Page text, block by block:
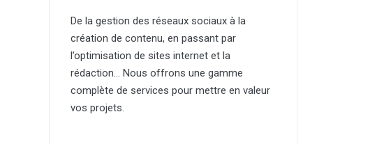
De la gestion des réseaux sociaux à la
création de contenu, en passant par
l’optimisation de sites internet et la
rédaction… Nous offrons une gamme
complète de services pour mettre en valeur
vos projets.